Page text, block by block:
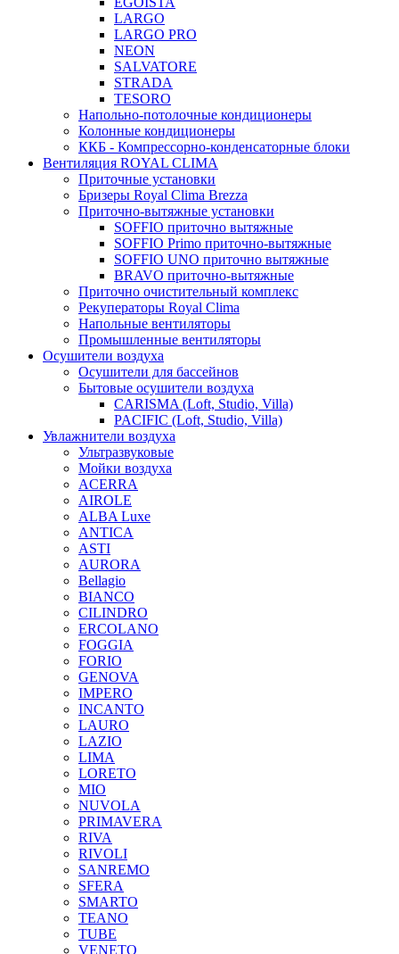
LARGO
LARGO PRO
NEON
SALVATORE
STRADA
TESORO
Напольно-потолочные кондиционеры
Колонные кондиционеры
ККБ - Компрессорно-конденсаторные блоки
Вентиляция ROYAL CLIMA
Приточные установки
Бризеры Royal Clima Brezza
Приточно-вытяжные установки
SOFFIO приточно вытяжные
SOFFIO Primo приточно-вытяжные
SOFFIO UNO приточно вытяжные
BRAVO приточно-вытяжные
Приточно очистительный комплекс
Рекуператоры Royal Clima
Напольные вентиляторы
Промышленные вентиляторы
Осушители воздуха
Осушители для бассейнов
Бытовые осушители воздуха
CARISMA (Loft, Studio, Villa)
PACIFIC (Loft, Studio, Villa)
Увлажнители воздуха
Ультразвуковые
Мойки воздуха
ACERRA
AIROLE
ALBA Luxe
ANTICA
ASTI
AURORA
Bellagio
BIANCO
CILINDRO
ERCOLANO
FOGGIA
FORIO
GENOVA
IMPERO
INCANTO
LAURO
LAZIO
LIMA
LORETO
MIO
NUVOLA
PRIMAVERA
RIVA
RIVOLI
SANREMO
SFERA
SMARTO
TEANO
TUBE
VENETO